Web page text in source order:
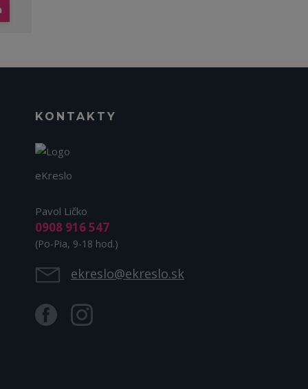
KONTAKTY
eKreslo
Pavol Ličko
0908 916 547
(Po-Pia, 9-18 hod.)
ekreslo@ekreslo.sk